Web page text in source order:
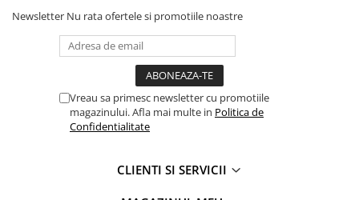
Goarne si trompete cu aer
Benzi si placi reflectorizante
Girofaruri auto si camion
Goarne / Trompete Pneumatice
Kituri Instalare Goarne
Pneumatice
Rezistoare CANBUS LED
Newsletter Nu rata ofertele si promotiile noastre
Vreau sa primesc newsletter cu promotiile
magazinului. Afla mai multe in Politica de
Confidentialitate
CLIENTI SI SERVICII